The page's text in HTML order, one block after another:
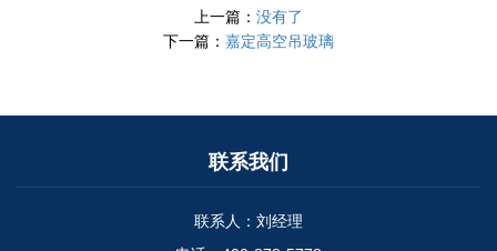
上一篇： 没有了
下一篇： 嘉定高空吊玻璃
联系我们
联系人：刘经理